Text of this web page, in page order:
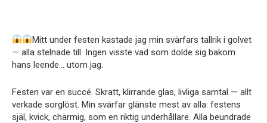
Mitt under festen kastade jag min svärfars tallrik i golvet
— alla stelnade till. Ingen visste vad som dolde sig bakom
hans leende… utom jag.
Festen var en succé. Skratt, klirrande glas, livliga samtal — allt
verkade sorglöst. Min svärfar glänste mest av alla: festens
själ, kvick, charmig, som en riktig underhållare. Alla beundrade